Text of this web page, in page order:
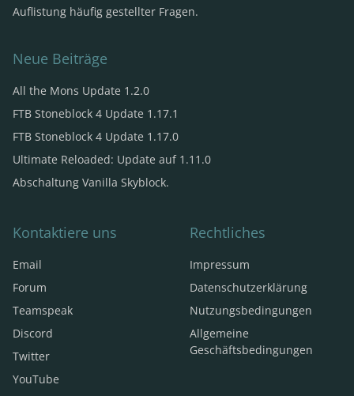
Auflistung häufig gestellter Fragen.
Neue Beiträge
All the Mons Update 1.2.0
FTB Stoneblock 4 Update 1.17.1
FTB Stoneblock 4 Update 1.17.0
Ultimate Reloaded: Update auf 1.11.0
Abschaltung Vanilla Skyblock.
Kontaktiere uns
Email
Forum
Teamspeak
Discord
Twitter
YouTube
Rechtliches
Impressum
Datenschutzerklärung
Nutzungsbedingungen
Allgemeine
Geschäftsbedingungen